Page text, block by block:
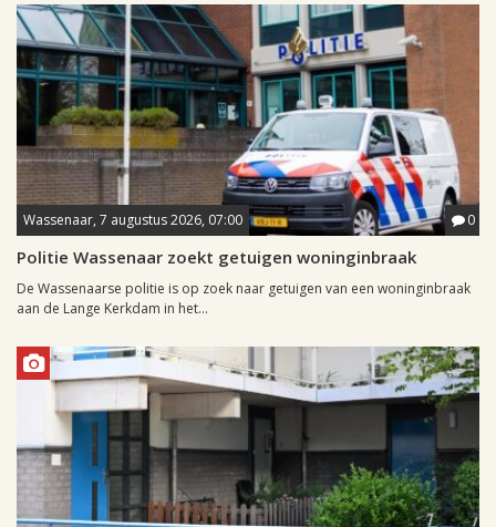
Wassenaar, 7 augustus 2026, 07:00 0
Politie Wassenaar zoekt getuigen woninginbraak
De Wassenaarse politie is op zoek naar getuigen van een woninginbraak
aan de Lange Kerkdam in het...